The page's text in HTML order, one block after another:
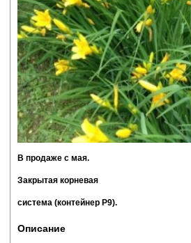
В продаже с мая.
Закрытая корневая
система (контейнер Р9).
Описание